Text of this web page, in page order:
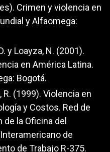
Crimen y violencia en
y Alfaomega:
y Loayza, N. (2001).
en América Latina.
Bogotá.
R. (1999). Violencia en
y Costos. Red de
la Oficina del
de
de Trabajo R-375.